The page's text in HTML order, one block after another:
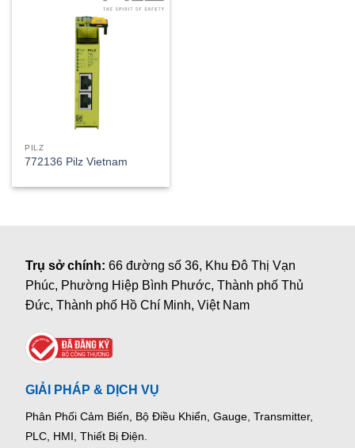
PILZ
772136 Pilz Vietnam
Trụ sở chính:66 đường số 36, Khu Đô Thị Vạn
Phúc, Phường Hiệp Bình Phước, Thành phố Thủ
Đức, Thành phố Hồ Chí Minh, Việt Nam
GIẢI PHÁP & DỊCH VỤ
Phân Phối Cảm Biến, Bộ Điều Khiển, Gauge, Transmitter,
PLC, HMI, Thiết Bị Điện.